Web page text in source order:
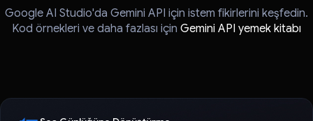
Google AI Studio'da Gemini API için istem fikirlerini keşfedin.
Kod örnekleri ve daha fazlası için Gemini API yemek kitabı